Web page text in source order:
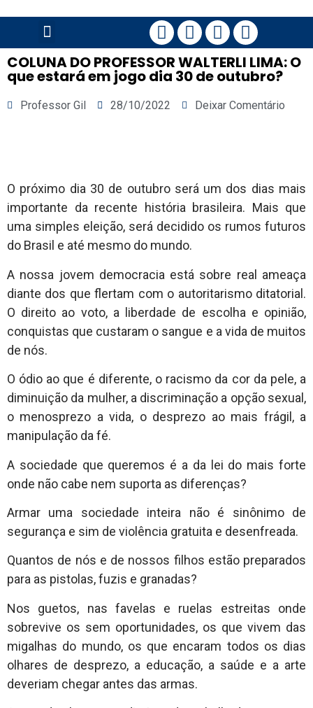
COLUNA DO PROFESSOR WALTERLI LIMA: O
que estará em jogo dia 30 de outubro?
Professor Gil 28/10/2022 Deixar Comentário
O próximo dia 30 de outubro será um dos dias mais
importante da recente história brasileira. Mais que
uma simples eleição, será decidido os rumos futuros
do Brasil e até mesmo do mundo.
A nossa jovem democracia está sobre real ameaça
diante dos que flertam com o autoritarismo ditatorial.
O direito ao voto, a liberdade de escolha e opinião,
conquistas que custaram o sangue e a vida de muitos
de nós.
O ódio ao que é diferente, o racismo da cor da pele, a
diminuição da mulher, a discriminação a opção sexual,
o menosprezo a vida, o desprezo ao mais frágil, a
manipulação da fé.
A sociedade que queremos é a da lei do mais forte
onde não cabe nem suporta as diferenças?
Armar uma sociedade inteira não é sinônimo de
segurança e sim de violência gratuita e desenfreada.
Quantos de nós e de nossos filhos estão preparados
para as pistolas, fuzis e granadas?
Nos guetos, nas favelas e ruelas estreitas onde
sobrevive os sem oportunidades, os que vivem das
migalhas do mundo, os que encaram todos os dias
olhares de desprezo, a educação, a saúde e a arte
deveriam chegar antes das armas.